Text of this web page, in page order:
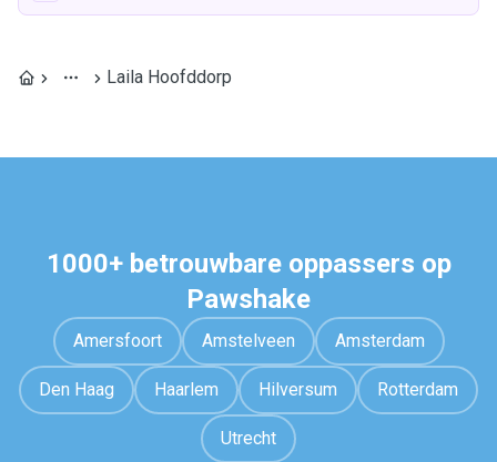
Laila Hoofddorp
1000+ betrouwbare oppassers op
Pawshake
Amersfoort Amstelveen Amsterdam
Den Haag Haarlem Hilversum Rotterdam
Utrecht